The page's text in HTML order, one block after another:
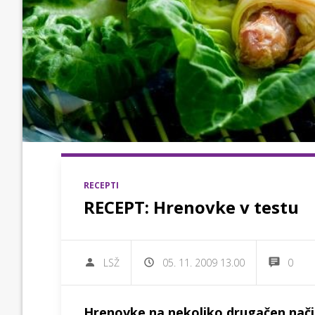
RECEPTI
RECEPT: Hrenovke v testu
LSŽ 05. 11. 2009 13.00 0